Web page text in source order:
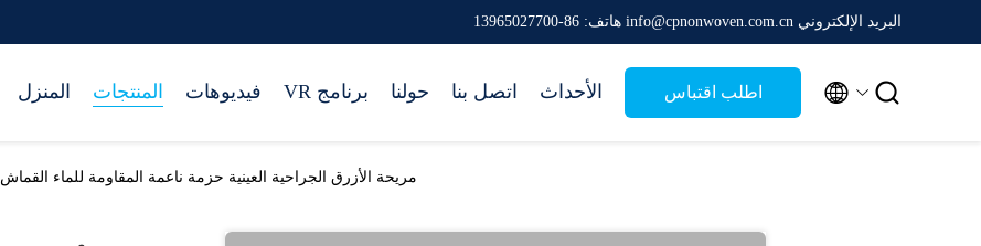
البريد الإلكتروني info@cpnonwoven.com.cn هاتف: 86-13965027700
المنزل المنتجات فيديوهات برنامج VR حولنا اتصل بنا الأحداث اطلب اقتباس  
مريحة الأزرق الجراحية العينية حزمة ناعمة المقاومة للماء القماش OEM متوفرة